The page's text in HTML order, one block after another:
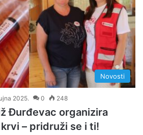
Novosti
2025. 0 248
Đurđevac organizira
– pridruži se i ti!